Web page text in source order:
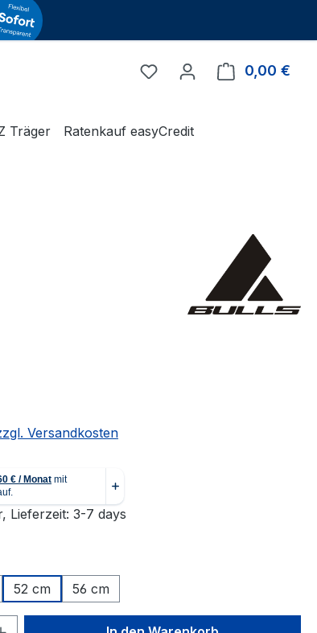
Du hast 0 Produkte auf
0,00 €
Träger
Ratenkauf easyCredit
Versandkosten
Lieferzeit: 3-7 days
52 cm 56 cm
Gib den gewünschten Wert